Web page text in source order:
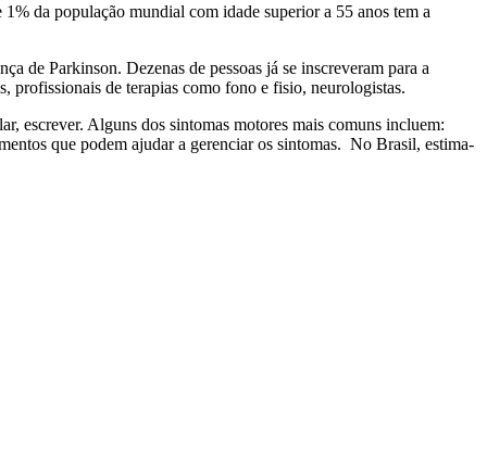
da população mundial com idade superior a 55 anos tem a
de Parkinson. Dezenas de pessoas já se inscreveram para a
profissionais de terapias como fono e fisio, neurologistas.
escrever. Alguns dos sintomas motores mais comuns incluem:
que podem ajudar a gerenciar os sintomas. No Brasil, estima-